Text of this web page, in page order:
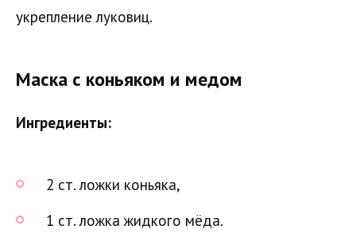
укрепление луковиц.
Маска с коньяком и медом
Ингредиенты:
2 ст. ложки коньяка,
1 ст. ложка жидкого мёда.